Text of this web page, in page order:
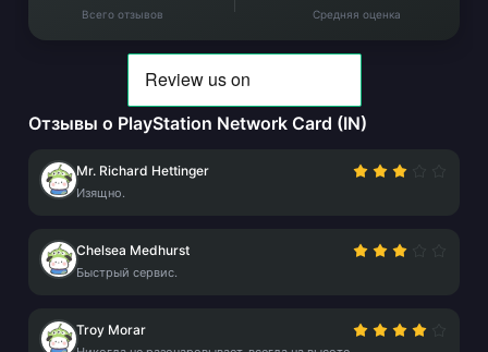
Всего отзывов Средняя оценка
Отзывы о PlayStation Network Card (IN)
Mr. Richard Hettinger
Изящно.
Chelsea Medhurst
Быстрый сервис.
Troy Morar